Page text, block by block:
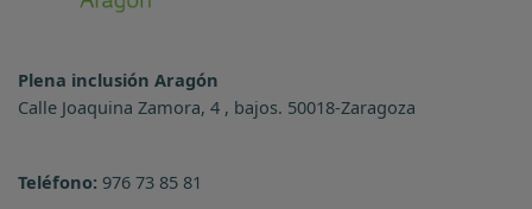
Plena inclusión Aragón
Calle Joaquina Zamora, 4 , bajos. 50018-Zaragoza
Teléfono: 976 73 85 81